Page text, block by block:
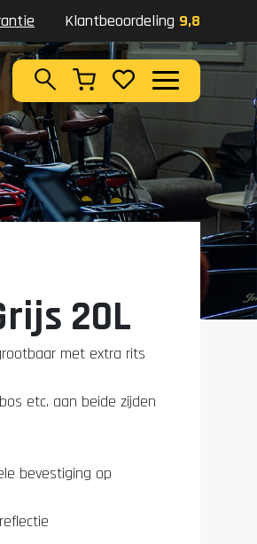
Klantbeoordeling 9,8
20L
met extra rits
etc. aan beide zijden
bevestiging op